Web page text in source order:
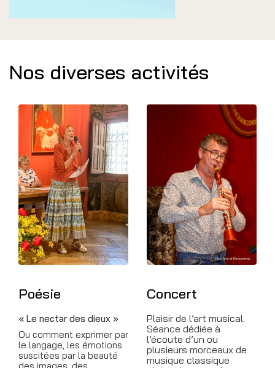
Nos diverses activités
Poésie
« Le nectar des dieux »
Ou comment exprimer par
le langage, les émotions
suscitées par la beauté
Concert
Plaisir de l’art musical.
Séance dédiée à
l’écoute d’un ou
plusieurs morceaux de
musique classique